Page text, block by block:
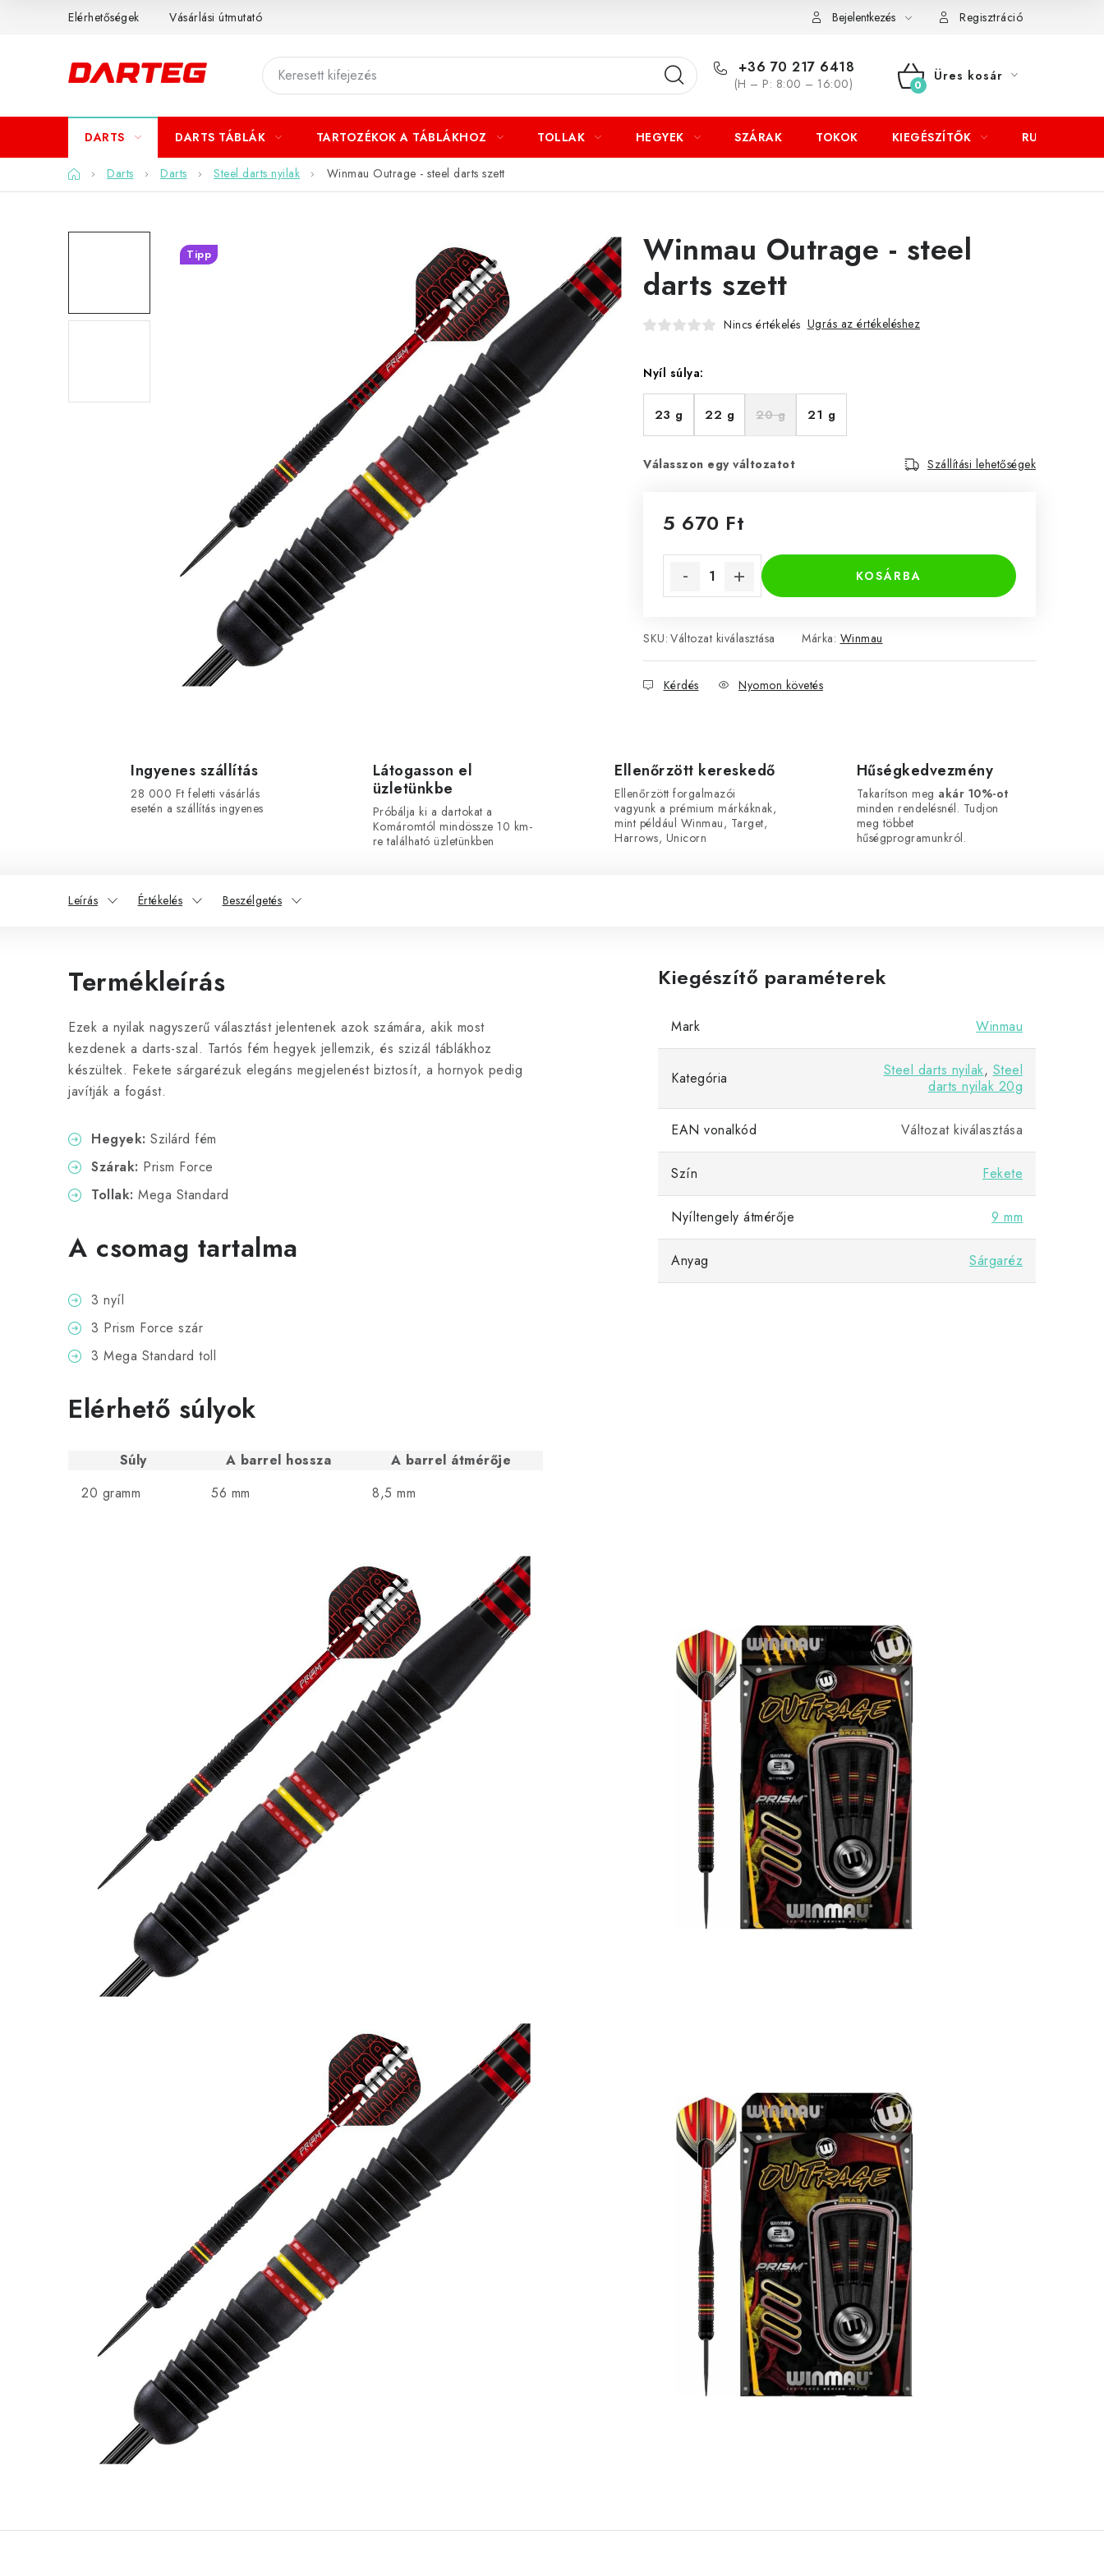
Elérhetőségek Vásárlási útmutató Bejelentkezés Regisztráció
+36 70 217 6418
(H – P: 8:00 – 16:00) KOSÁR
Üres kosár
DARTS DARTS TÁBLÁK TARTOZÉKOK A TÁBLÁKHOZ TOLLAK HEGYEK SZÁRAK TOKOK KIEGÉSZÍTŐK RUHÁZAT
Kezdőlap
Darts Darts Steel darts nyilak Winmau Outrage - steel darts szett
Winmau Outrage - steel
darts szett
Nincs értékelés Ugrás az értékeléshez
Nyíl súlya:
23 g 22 g 20 g 21 g
Válasszon egy változatot Szállítási lehetőségek
5 670 Ft
KOSÁRBA
SKU: Változat kiválasztása Márka: Winmau
Kérdés Nyomon követés
Tipp
Ingyenes szállítás
28 000 Ft feletti vásárlás
esetén a szállítás ingyenes
Látogasson el
üzletünkbe
Próbálja ki a dartokat a
Komáromtól mindössze 10 km-
re található üzletünkben
Ellenőrzött kereskedő
Ellenőrzött forgalmazói
vagyunk a prémium márkáknak,
mint például Winmau, Target,
Harrows, Unicorn
Hűségkedvezmény
Takarítson meg akár 10%-ot
minden rendelésnél. Tudjon
meg többet
hűségprogramunkról.
Leírás Értékelés Beszélgetés
Termékleírás
Ezek a nyilak nagyszerű választást jelentenek azok számára, akik most
kezdenek a darts-szal. Tartós fém hegyek jellemzik, és szizál táblákhoz
készültek. Fekete sárgarézuk elegáns megjelenést biztosít, a hornyok pedig
javítják a fogást.
Hegyek: Szilárd fém
Szárak: Prism Force
Tollak: Mega Standard
A csomag tartalma
3 nyíl
3 Prism Force szár
3 Mega Standard toll
Elérhető súlyok
Súly A barrel hossza
A barrel átmérője
20 gramm
56 mm 8,5 mm
Kiegészítő paraméterek
Mark Winmau
Kategória Steel darts nyilak, Steel
darts nyilak 20g
EAN vonalkód Változat kiválasztása
Szín Fekete
Nyíltengely átmérője 9 mm
Anyag Sárgaréz